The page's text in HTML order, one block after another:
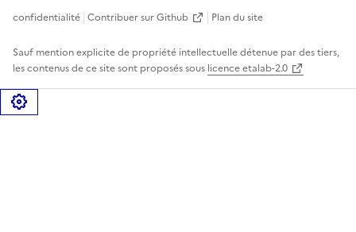
confidentialité Contribuer sur Github Plan du site
Sauf mention explicite de propriété intellectuelle détenue par des tiers,
les contenus de ce site sont proposés sous licence etalab-2.0
Gérer les cookies